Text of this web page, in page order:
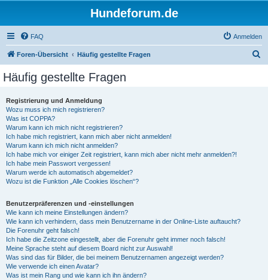
Hundeforum.de
FAQ Anmelden
Foren-Übersicht Häufig gestellte Fragen
Häufig gestellte Fragen
Registrierung und Anmeldung
Wozu muss ich mich registrieren?
Was ist COPPA?
Warum kann ich mich nicht registrieren?
Ich habe mich registriert, kann mich aber nicht anmelden!
Warum kann ich mich nicht anmelden?
Ich habe mich vor einiger Zeit registriert, kann mich aber nicht mehr anmelden?!
Ich habe mein Passwort vergessen!
Warum werde ich automatisch abgemeldet?
Wozu ist die Funktion „Alle Cookies löschen“?
Benutzerpräferenzen und -einstellungen
Wie kann ich meine Einstellungen ändern?
Wie kann ich verhindern, dass mein Benutzername in der Online-Liste auftaucht?
Die Forenuhr geht falsch!
Ich habe die Zeitzone eingestellt, aber die Forenuhr geht immer noch falsch!
Meine Sprache steht auf diesem Board nicht zur Auswahl!
Was sind das für Bilder, die bei meinem Benutzernamen angezeigt werden?
Wie verwende ich einen Avatar?
Was ist mein Rang und wie kann ich ihn ändern?